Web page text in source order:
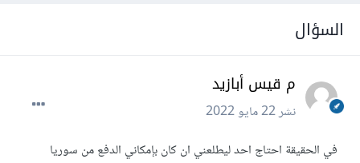
السؤال
م قيس أبازيد
نشر22 مايو 2022
في الحقيقة احتاج احد ليطلعني ان كان بإمكاني الدفع من سوريا